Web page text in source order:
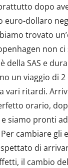
dopo
euro-dollaro
trovato
non ci
della SAS e
un viaggio di
vari ritardi.
orario,
siamo pronti
cambiare gli
di
il cambio